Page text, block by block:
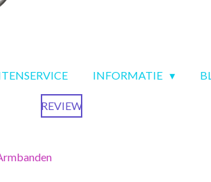
INFORMATIE
REVIEW